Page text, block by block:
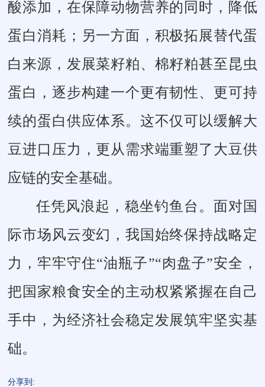
酸添加，在保障动物营养的同时，降低
蛋白消耗；另一方面，积极拓展替代蛋
白来源，发展菜籽粕、棉籽粕甚至昆虫
蛋白，逐步构建一个更有韧性、更可持
续的蛋白供应体系。这不仅可以缓解大
豆进口压力，更从需求端重塑了大豆供
应链的安全基础。
任凭风浪起，稳坐钓鱼台。面对国
际市场风云变幻，我国始终保持战略定
力，牢牢守住“油瓶子”“肉盘子”安全，
把国家粮食安全的主动权紧紧握在自己
手中，为经济社会稳定发展筑牢坚实基
础。
分享到: